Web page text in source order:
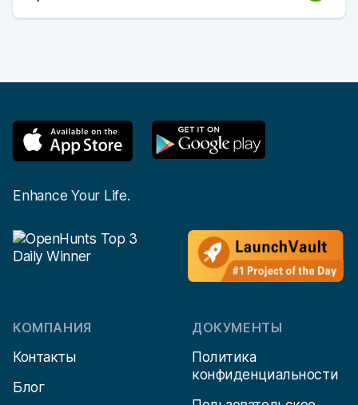
Enhance Your Life.
КОМПАНИЯ
Контакты
Блог
ДОКУМЕНТЫ
Политика
конфиденциальности